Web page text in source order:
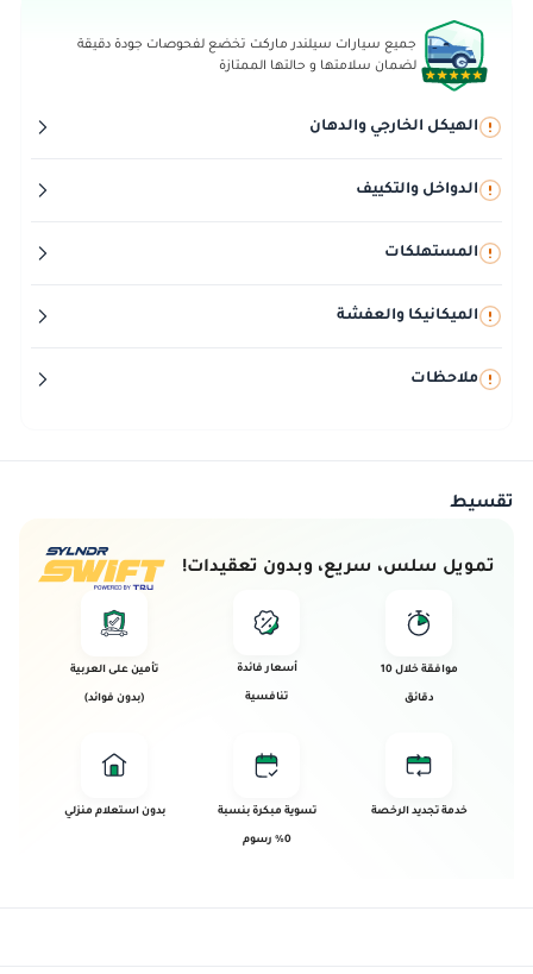
جميع سيارات سيلندر ماركت تخضع لفحوصات جودة دقيقة
لضمان سلامتها و حالتها الممتازة
الهيكل الخارجي والدهان
الدواخل والتكييف
المستهلكات
الميكانيكا والعفشة
ملاحظات
تقسيط
تمويل سلس، سريع، وبدون تعقيدات!
موافقة خلال 10
دقائق
أسعار فائدة
تنافسية
تأمين على العربية
(بدون فوائد)
خدمة تجديد الرخصة تسوية مبكرة بنسبة
0% رسوم
بدون استعلام منزلي